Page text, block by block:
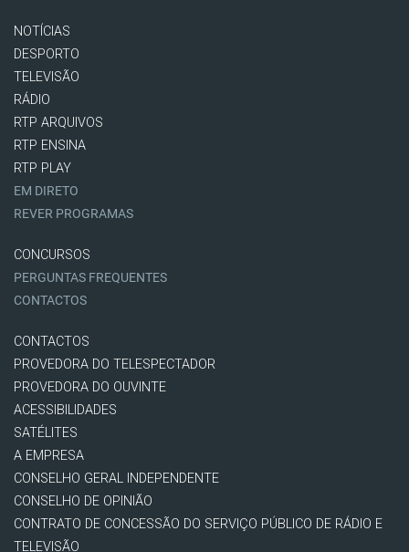
NOTÍCIAS
DESPORTO
TELEVISÃO
RÁDIO
RTP ARQUIVOS
RTP ENSINA
RTP PLAY
EM DIRETO
REVER PROGRAMAS
CONCURSOS
PERGUNTAS FREQUENTES
CONTACTOS
CONTACTOS
PROVEDORA DO TELESPECTADOR
PROVEDORA DO OUVINTE
ACESSIBILIDADES
SATÉLITES
A EMPRESA
CONSELHO GERAL INDEPENDENTE
CONSELHO DE OPINIÃO
CONTRATO DE CONCESSÃO DO SERVIÇO PÚBLICO DE RÁDIO E
TELEVISÃO